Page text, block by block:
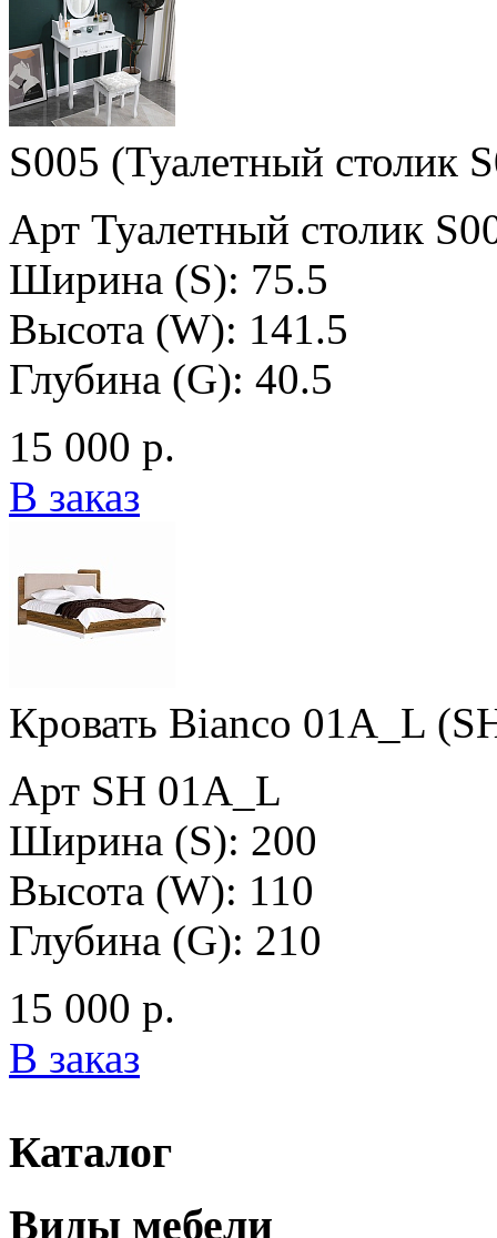
S005 (Туалетный столик
Арт Туалетный столик
Ширина (S): 75.5
Высота (W): 141.5
Глубина (G): 40.5
15 000 р.
В заказ
Кровать Bianco 01A_L
Арт SH 01A_L
Ширина (S): 200
Высота (W): 110
Глубина (G): 210
15 000 р.
В заказ
Каталог
Виды мебели